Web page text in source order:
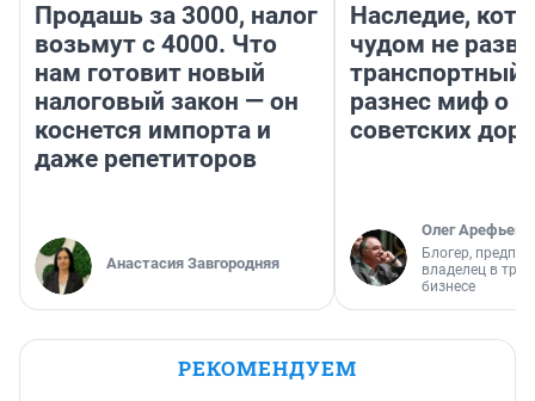
Продашь за 3000, налог
возьмут с 4000. Что
нам готовит новый
налоговый закон — он
коснется импорта и
даже репетиторов
Анастасия Завгородняя
Наследие,
чудом не
транспортный
разнес миф о
советских
Олег Арефьев
Блогер,
владелец в
бизнесе
РЕКОМЕНДУЕМ